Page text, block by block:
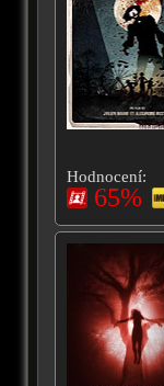
Hodnocení:
65%